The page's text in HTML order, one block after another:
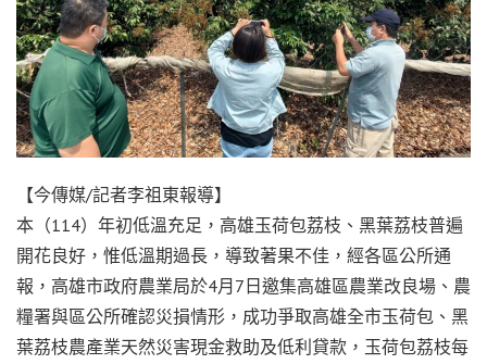
【今傳媒/記者李祖東報導】
本（114）年初低溫充足，高雄玉荷包荔枝、黑葉荔枝普遍
開花良好，惟低溫期過長，導致著果不佳，經各區公所通
報，高雄市政府農業局於4月7日邀集高雄區農業改良場、農
糧署與區公所確認災損情形，成功爭取高雄全市玉荷包、黑
葉荔枝農產業天然災害現金救助及低利貸款，玉荷包荔枝每